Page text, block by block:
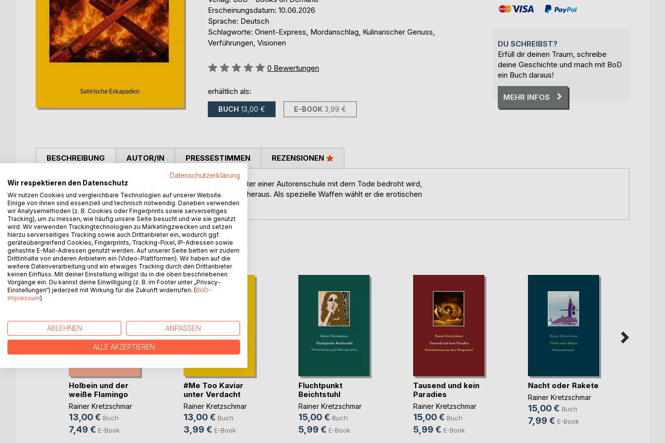
Erscheinungsdatum: 10.06.2026
Sprache: Deutsch
Schlagworte: Orient-Express, Mordanschlag, Kulinarischer Genuss,
Verführungen, Visionen
Bewertung::
0 Bewertungen
erhältlich als:
BUCH 13,00 € E-BOOK 3,99 €
DU SCHREIBST?
Erfüll dir deinen Traum, schreibe
deine Geschichte und mach mit BoD
ein Buch daraus!
MEHR INFOS
BESCHREIBUNG
Nachdem Profiler und Schriftsteller Holbein durch den Leiter einer Autorenschule mit dem Tode bedroht wird,
fordert er diesen zu einem äußerst ungewöhnlichen Duell heraus. Als spezielle Waffen wählt er die erotischen
Künste zweier Liebesdienerinnen.
AUTOR/IN PRESSESTIMMEN REZENSIONEN
WEITERE TITEL BEIBoD
Holbein und der
weiße Flamingo
Rainer Kretzschmar
13,00 € Buch
7,49 € E-Book
#Me Too Kaviar
unter Verdacht
Rainer Kretzschmar
13,00 € Buch
3,99 € E-Book
Fluchtpunkt
Beichtstuhl
Rainer Kretzschmar
15,00 € Buch
5,99 € E-Book
Tausend und kein
Paradies
Rainer Kretzschmar
15,00 € Buch
5,99 € E-Book
Nacht oder Rakete
Rainer Kretzschmar
15,00 € Buch
7,99 € E-Book
Datenschutzerklärung
Wir respektieren den Datenschutz
Wir nutzen Cookies und vergleichbare Technologien auf unserer Website.
Einige von ihnen sind essenziell und technisch notwendig. Daneben verwenden
wir Analysemethoden (z. B. Cookies oder Fingerprints sowie serverseitiges
Tracking), um zu messen, wie häufig unsere Seite besucht und wie sie genutzt
wird. Wir verwenden Trackingtechnologien zu Marketingzwecken und setzen
hierzu serverseitiges Tracking sowie auch Drittanbieter ein, wodurch ggf.
geräteübergreifend Cookies, Fingerprints, Tracking-Pixel, IP-Adressen sowie
gehashte E-Mail-Adressen genutzt werden. Auf unserer Seite betten wir zudem
Drittinhalte von anderen Anbietern ein (Video-Plattformen). Wir haben auf die
weitere Datenverarbeitung und ein etwaiges Tracking durch den Drittanbieter
keinen Einfluss. Mit deiner Einstellung willigst du in die oben beschriebenen
Vorgänge ein. Du kannst deine Einwilligung (z. B. im Footer unter „Privacy-
Einstellungen“) jederzeit mit Wirkung für die Zukunft widerrufen. (BoD-
Impressum)
ABLEHNEN ANPASSEN
ALLE AKZEPTIEREN